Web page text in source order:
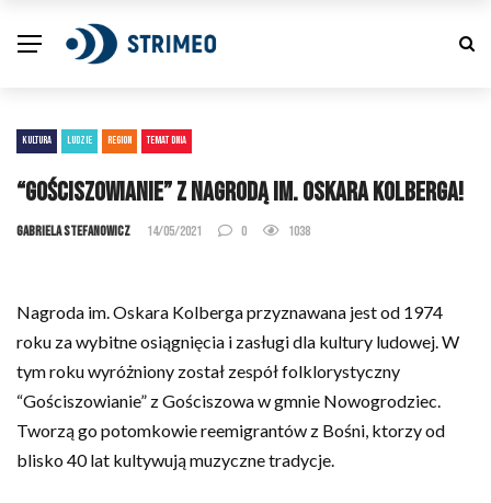
KULTURA LUDZIE REGION TEMAT DNIA
“Gościszowianie” z nagrodą im. Oskara Kolberga!
Gabriela Stefanowicz 14/05/2021 0 1038
Nagroda im. Oskara Kolberga przyznawana jest od 1974
roku za wybitne osiągnięcia i zasługi dla kultury ludowej. W
tym roku wyróżniony został zespół folklorystyczny
“Gościszowianie” z Gościszowa w gmnie Nowogrodziec.
Tworzą go potomkowie reemigrantów z Bośni, ktorzy od
blisko 40 lat kultywują muzyczne tradycje.